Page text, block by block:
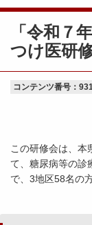
「令和７
つけ医研
コンテンツ番号：
この研修会は、本
て、糖尿病等の診
で、3地区58名の